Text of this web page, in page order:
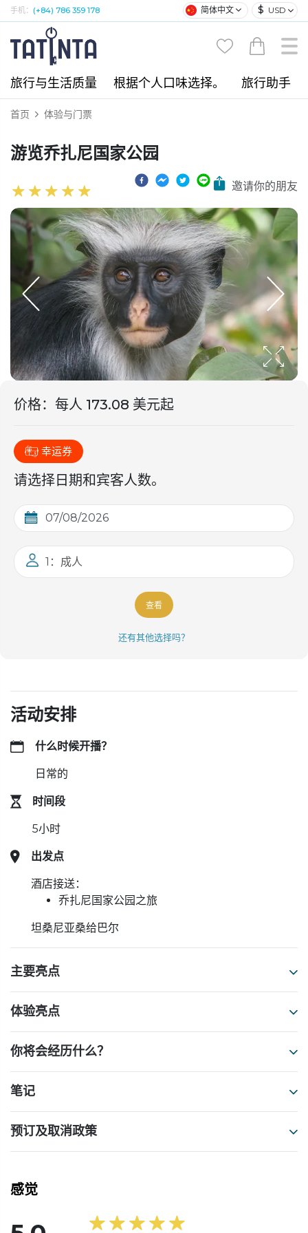
手机： (+84) 786 359 178 简体中文 $ USD
旅行与生活质量 根据个人口味选择。 旅行助手
首页 体验与门票
游览乔扎尼国家公园
邀请你的朋友
价格： 每人 173.08 美元起
幸运券
请选择日期和宾客人数。
1：成人
查看
还有其他选择吗？
活动安排
什么时候开播？
日常的
时间段
5小时
出发点
酒店接送：
乔扎尼国家公园之旅
坦桑尼亚桑给巴尔
主要亮点
体验亮点
你将会经历什么？
笔记
预订及取消政策
感觉